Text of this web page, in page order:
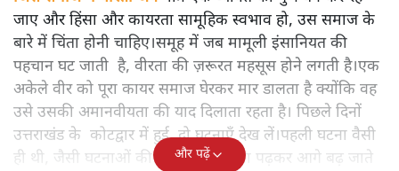
जाए और हिंसा और कायरता सामूहिक स्वभाव हो, उस समाज के
बारे में चिंता होनी चाहिए।समूह में जब मामूली इंसानियत की
पहचान घट जाती है, वीरता की ज़रूरत महसूस होने लगती है।एक
अकेले वीर को पूरा कायर समाज घेरकर मार डालता है क्योंकि वह
उसे उसकी अमानवीयता की याद दिलाता रहता है। पिछले दिनों
उत्तराखंड के कोटद्वार में हुई दो घटनाएँ देख लें।पहली घटना वैसी
ही थी, जैसी घटनाओं की खबर हम रोज़ाना पढ़कर आगे बढ़ जाते
और पढ़ें